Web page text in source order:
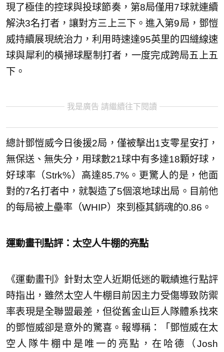
現了極佳的控球與投球節奏，第8局僅用7球就連續
解決3名打者，讓對方三上三下。進入第9局，鄧愷
威持續展現統治力，利用時速達95英里的四縫線速
球與犀利的橫掃球壓制打者，一度完成跨局五上五
下。
我是廣告 請繼續往下閱讀
總計鄧愷威今日後援2局，僅被擊出1支零星安打，
無保送、無失分，用球數21球中有多達18顆好球，
好球率（Strk%）高達85.7%。更驚人的是，他面
對的7名打者中，就製造了5個滾地球出局。目前他
的每局被上壘率（WHIP）來到極其銷魂的0.86。
運動畫刊點評：太空人牛棚的亮點
《運動畫刊》針對太空人近期低迷的戰績進行點評
時指出，雖然太空人牛棚目前因主力受傷導致防禦
率表現是全聯盟最差，但從舊金山巨人隊體系找來
的鄧愷威卻是意外的驚喜。報導稱：「鄧愷威在太
空人隊牛棚中是唯一的亮點，在哈德（Josh